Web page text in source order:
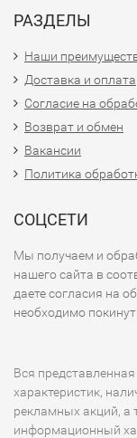
РАЗДЕЛЫ
Наши
Доставка и оплата
Согласие на
Возврат и обмен
Вакансии
Политика
СОЦСЕТИ
Мы получаем и
нашего сайта в
даете согласия на
необходимо
Вся
характеристик,
рекламных акций, а
информационный